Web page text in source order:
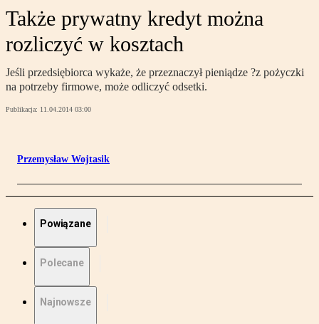
Także prywatny kredyt można
rozliczyć w kosztach
Jeśli przedsiębiorca wykaże, że przeznaczył pieniądze ?z pożyczki
na potrzeby firmowe, może odliczyć odsetki.
Publikacja: 11.04.2014 03:00
Przemysław Wojtasik
Powiązane
Polecane
Najnowsze